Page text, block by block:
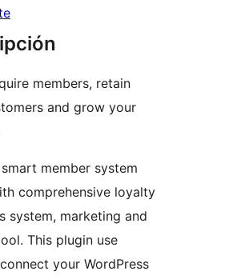
members, retain
and grow your
member system
comprehensive loyalty
system, marketing and
This plugin use
your WordPress